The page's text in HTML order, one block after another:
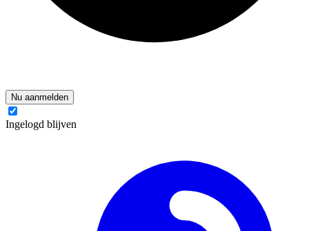
Nu aanmelden
Ingelogd blijven